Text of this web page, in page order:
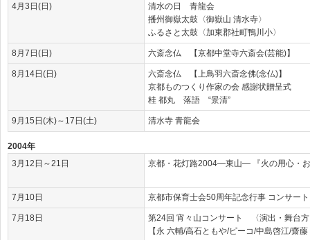
4月3日(日)
清水の日 青龍会
播州御嶽太鼓〈御嶽山 清水寺〉
ふるさと太鼓〈加東郡社町鴨川小〉
8月7日(日) 六斎念仏 【京都中堂寺六斎会(芸能)】
8月14日(日)
六斎念仏 【上鳥羽六斎念佛(念仏)】
京都ものつくり作家の会 感謝状贈呈式
桂 都丸 落語 “景清”
9月15日(木)～17日(土) 清水寺 青龍会
2004年
3月12日～21日
京都・花灯路2004―東山― 『火の用心・
7月10日 京都市保育士会50周年記念行事 コンサー
7月18日
第24回 宵々山コンサート 〈演出・舞台
【永 六輔/高石ともや/ピーコ/中島啓江/